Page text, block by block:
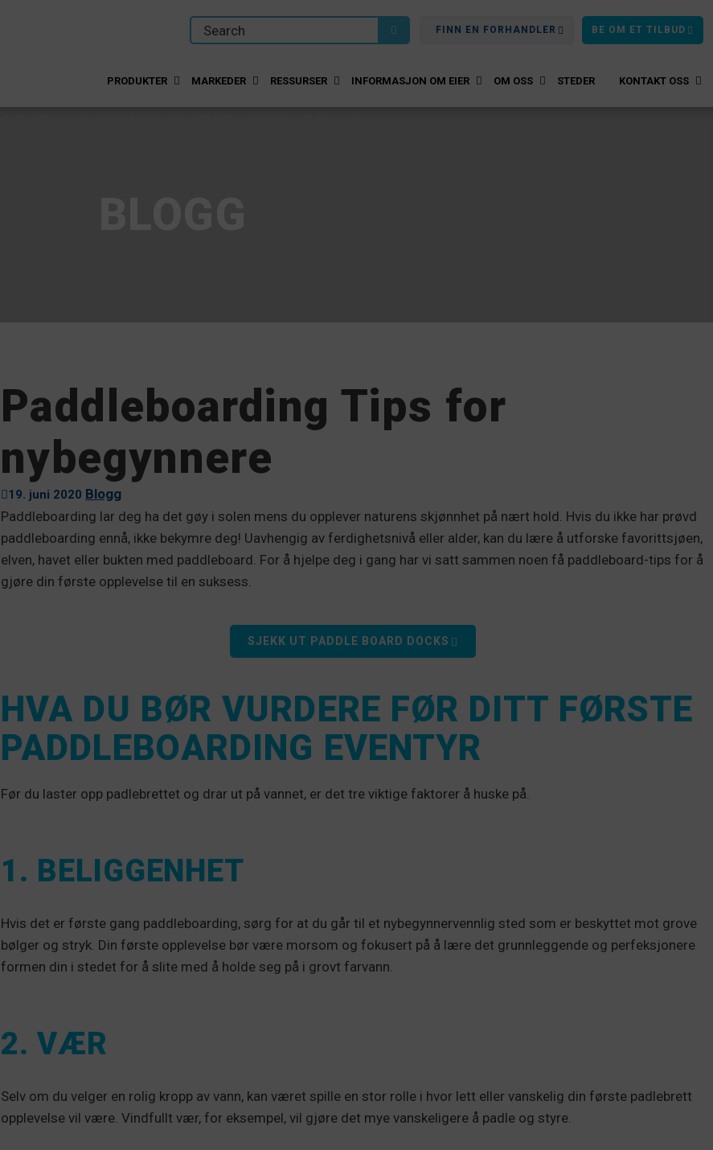
FINN EN FORHANDLER BE OM ET TILBUD
PRODUKTER MARKEDER RESSURSER INFORMASJON OM EIER OM OSS STEDER KONTAKT OSS
Paddleboarding Tips for
nybegynnere
19. juni 2020 Blogg
Paddleboarding lar deg ha det gøy i solen mens du opplever naturens skjønnhet på nært hold. Hvis du ikke har prøvd
paddleboarding ennå, ikke bekymre deg! Uavhengig av ferdighetsnivå eller alder, kan du lære å utforske favorittsjøen,
elven, havet eller bukten med paddleboard. For å hjelpe deg i gang har vi satt sammen noen få paddleboard-tips for å
gjøre din første opplevelse til en suksess.
SJEKK UT PADDLE BOARD DOCKS
HVA DU BØR VURDERE FØR DITT FØRSTE
PADDLEBOARDING EVENTYR
Før du laster opp padlebrettet og drar ut på vannet, er det tre viktige faktorer å huske på.
1. BELIGGENHET
Hvis det er første gang paddleboarding, sørg for at du går til et nybegynnervennlig sted som er beskyttet mot grove
bølger og stryk. Din første opplevelse bør være morsom og fokusert på å lære det grunnleggende og perfeksjonere
formen din i stedet for å slite med å holde seg på i grovt farvann.
2. VÆR
Selv om du velger en rolig kropp av vann, kan været spille en stor rolle i hvor lett eller vanskelig din første padlebrett
opplevelse vil være. Vindfullt vær, for eksempel, vil gjøre det mye vanskeligere å padle og styre.